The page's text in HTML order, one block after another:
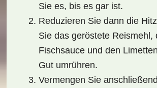
Sie es, bis es gar ist.
Reduzieren Sie dann die
Sie das geröstete Reismehl,
Fischsauce und den
Gut umrühren.
Vermengen Sie